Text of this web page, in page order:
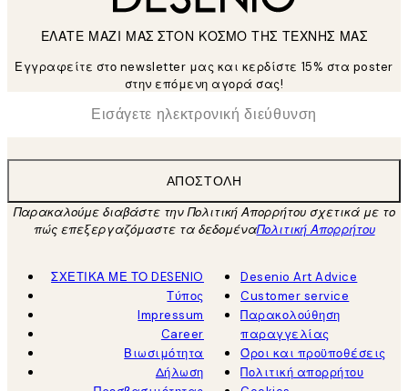
ΕΛΑΤΕ ΜΑΖΙ ΜΑΣ ΣΤΟΝ ΚΟΣΜΟ ΤΗΣ ΤΕΧΝΗΣ ΜΑΣ
Εγγραφείτε στο newsletter μας και κερδίστε 15% στα poster
στην επόμενη αγορά σας!
Ηλεκτρονική Διεύθυνση
ΑΠΟΣΤΟΛΉ
Παρακαλούμε διαβάστε την Πολιτική Απορρήτου σχετικά με το
πώς επεξεργαζόμαστε τα δεδομέναΠολιτική Απορρήτου
ΣΧΕΤΙΚΑ ΜΕ ΤΟ DESENIO
Τύπος
Impressum
Career
Βιωσιμότητα
Δήλωση
Desenio Art Advice
Customer service
Παρακολούθηση
παραγγελίας
Όροι και προϋποθέσεις
Πολιτική απορρήτου